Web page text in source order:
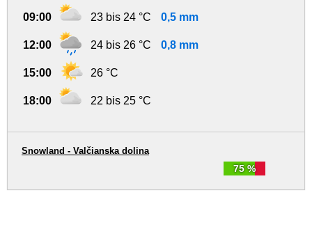
09:00 23 bis 24 °C 0,5 mm
12:00 24 bis 26 °C 0,8 mm
15:00 26 °C
18:00 22 bis 25 °C
75 %
Snowland - Valčianska dolina